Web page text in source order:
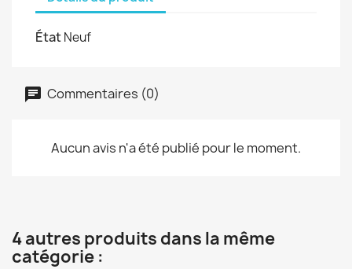
ÉtatNeuf
Commentaires (0)
Aucun avis n'a été publié pour le moment.
4 autres produits dans la même
catégorie :